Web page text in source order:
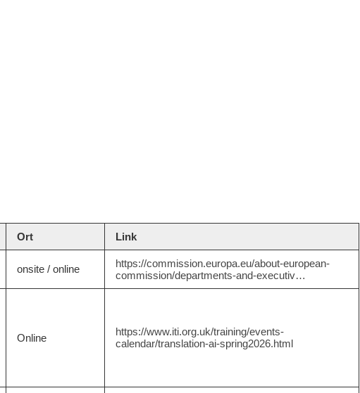
Ort Link
onsite / online
https://commission.europa.eu/about-european-
commission/departments-and-executiv…
Online
https://www.iti.org.uk/training/events-
calendar/translation-ai-spring2026.html